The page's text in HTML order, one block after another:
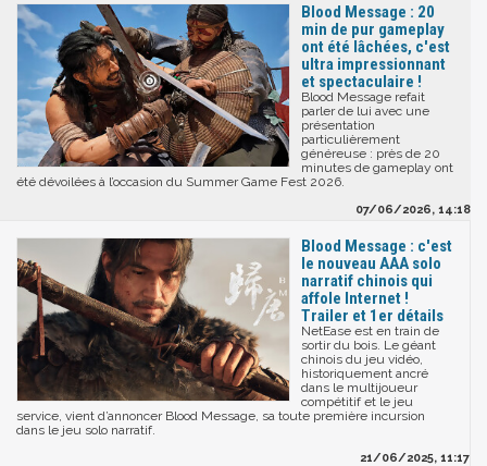
Blood Message : 20
min de pur gameplay
ont été lâchées, c'est
ultra impressionnant
et spectaculaire !
Blood Message refait
parler de lui avec une
présentation
particulièrement
généreuse : près de 20
minutes de gameplay ont
été dévoilées à l’occasion du Summer Game Fest 2026.
07/06/2026, 14:18
Blood Message : c'est
le nouveau AAA solo
narratif chinois qui
affole Internet !
Trailer et 1er détails
NetEase est en train de
sortir du bois. Le géant
chinois du jeu vidéo,
historiquement ancré
dans le multijoueur
compétitif et le jeu
service, vient d’annoncer Blood Message, sa toute première incursion
dans le jeu solo narratif.
21/06/2025, 11:17